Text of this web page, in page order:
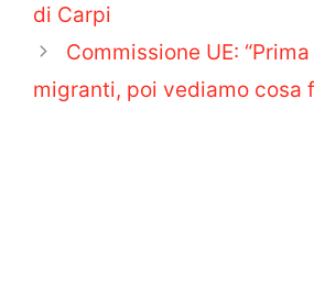
di Carpi
Commissione UE:
migranti, poi vediamo cosa